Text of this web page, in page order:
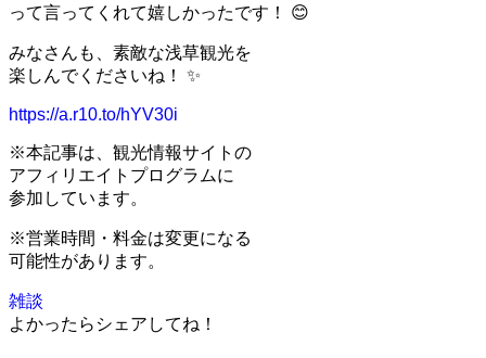
って言ってくれて嬉しかったです！ 😊
みなさんも、素敵な浅草観光を
楽しんでくださいね！ ✨
https://a.r10.to/hYV30i
※本記事は、観光情報サイトの
アフィリエイトプログラムに
参加しています。
※営業時間・料金は変更になる
可能性があります。
雑談
よかったらシェアしてね！